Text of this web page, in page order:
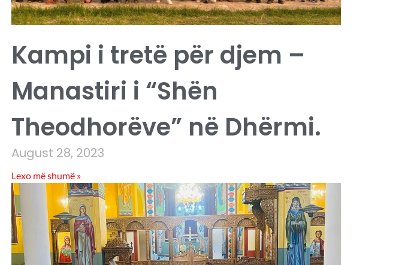
Kampi i tretë për djem –
Manastiri i “Shën
Theodhorëve” në Dhërmi.
August 28, 2023
Lexo më shumë »